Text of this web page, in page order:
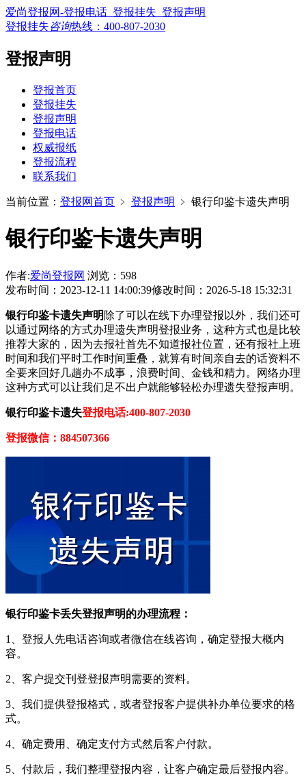
爱尚登报网-登报电话_登报挂失_登报声明
登报挂失咨询热线： 400-807-2030
登报声明
登报首页
登报挂失
登报声明
登报电话
权威报纸
登报流程
联系我们
当前位置： 登报网首页 ﹥ 登报声明 ﹥ 银行印鉴卡遗失声明
银行印鉴卡遗失声明
作者:爱尚登报网 浏览：598
发布时间：2023-12-11 14:00:39修改时间：2026-5-18 15:32:31
银行印鉴卡遗失声明 除了可以在线下办理登报以外，我们还可
以通过网络的方式办理遗失声明登报业务，这种方式也是比较
推荐大家的，因为去报社首先不知道报社位置，还有报社上班
时间和我们平时工作时间重叠，就算有时间亲自去的话资料不
全要来回好几趟办不成事，浪费时间、金钱和精力。网络办理
这种方式可以让我们足不出户就能够轻松办理遗失登报声明。
银行印鉴卡遗失登报电话:400-807-2030
登报微信：884507366
银行印鉴卡丢失登报声明的办理流程：
1、登报人先电话咨询或者微信在线咨询，确定登报大概内
容。
2、客户提交刊登登报声明需要的资料。
3、我们提供登报格式，或者登报客户提供补办单位要求的格
式。
4、确定费用、确定支付方式然后客户付款。
5、付款后，我们整理登报内容，让客户确定最后登报内容。